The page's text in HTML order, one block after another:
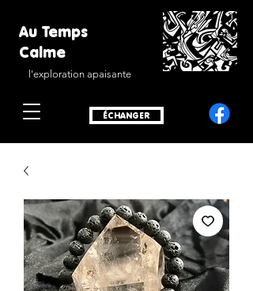
Au Temps
Calme
l'exploration apaisante
ÉCHANGER